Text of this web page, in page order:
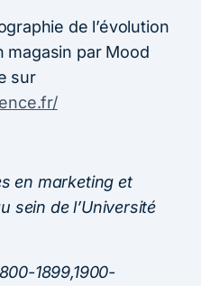
de l’évolution
magasin par Mood
sur
en marketing et
sein de l’Université
1899,1900-